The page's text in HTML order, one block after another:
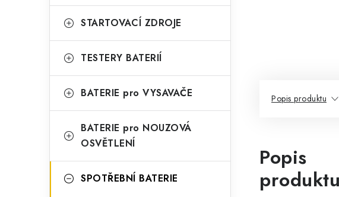
STARTOVACÍ ZDROJE
TESTERY BATERIÍ
BATERIE pro VYSAVAČE
BATERIE pro NOUZOVÁ
OSVĚTLENÍ
SPOTŘEBNÍ BATERIE
Popis produktu
Popis
produktu